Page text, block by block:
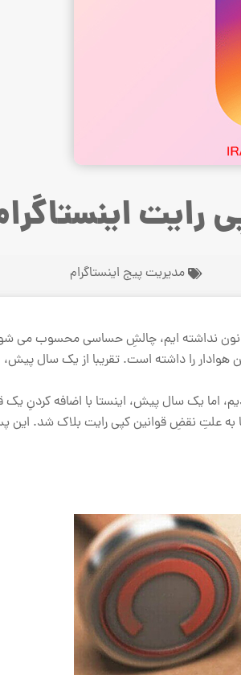
رایت
مدیریت پیج اینستاگرام
قانون نداشته ایم، چالشِ حساسی محسوب می
را داشته است. تقریبا از یک سال پیش،
اما یک سال پیش، اینستا با اضافه کردنِ یک
به علتِ نقضِ قوانین کپی رایت بلاک شد. این